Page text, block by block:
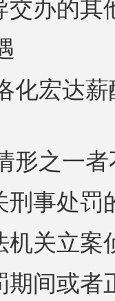
交办的其
化宏达
形之一
刑事处罚
机关立
期间或